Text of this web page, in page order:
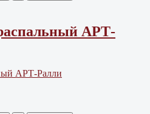
АРТ-